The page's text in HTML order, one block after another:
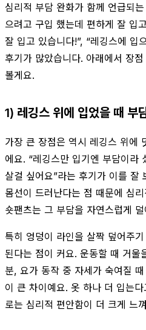
심리적 부담 완화가 함께 언급되
으려고 구입 했는데 편하게 잘 입
잘 입고 있습니다!”, “레깅스에 입
후기가 많았습니다. 아래에서 장
볼게요.
1) 레깅스 위에 입었을 때 부
가장 큰 장점은 역시 레깅스 위에
에요. “레깅스만 입기엔 부담이라
살걸 싶어요”라는 후기가 이를 잘
몸선이 드러난다는 점 때문에 심
숏팬츠는 그 부담을 자연스럽게 덜
특히 엉덩이 라인을 살짝 덮어주
된다는 점이 커요. 운동할 때 거울
분, 요가 동작 중 자세가 숙여질
이 큰 차이예요. 옷 하나 더 입는
로는 심리적 편안함이 더 크게 느